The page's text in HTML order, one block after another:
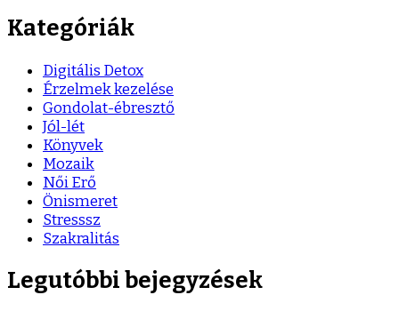
Kategóriák
Digitális Detox
Érzelmek kezelése
Gondolat-ébresztő
Jól-lét
Könyvek
Mozaik
Női Erő
Önismeret
Stresssz
Szakralitás
Legutóbbi bejegyzések